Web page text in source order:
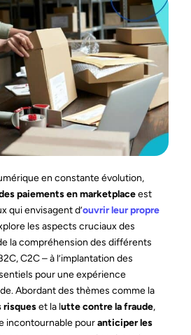
en constante évolution,
paiements en marketplaceest
qui envisagent d’ouvrir leur propre
les aspects cruciaux des
la compréhension des différents
C2C – à l’implantation des
pour une expérience
Abordant des thèmes comme la
risqueset la lutte contre la fraude,
incontournable pouranticiper les